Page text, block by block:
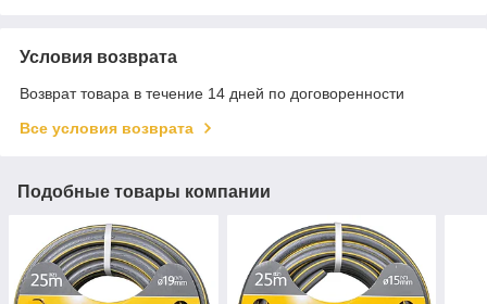
Условия возврата
Возврат товара в течение 14 дней по договоренности
Все условия возврата
Подобные товары компании